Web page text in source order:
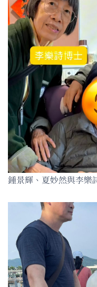
鍾景輝、夏妙然與李樂